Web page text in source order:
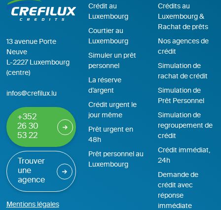
13 avenue Porte
Neuve
L-2227 Luxembourg
(centre)
infos@crefilux.lu
+352
26 30
53 22
Trouver
une
agence
Mentions légales
Crédit au
Luxembourg
Courtier au
Luxembourg
Simuler un prêt
personnel
La réserve
d’argent
Crédit urgent le
jour même
Prêt urgent en
48h
Prêt personnel au
Luxembourg
Crédits au
Luxembourg &
Rachat de prêts
Nos agences de
crédit
Simulation de
rachat de crédit
Simulation de
Prêt Personnel
Simulation de
regroupement de
crédit
Crédit immédiat,
24h
Demande de
crédit avec
réponse
immédiate